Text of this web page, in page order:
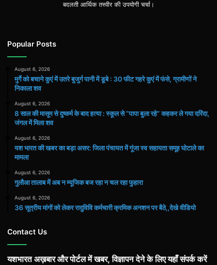
बदलती आर्थिक तस्वीर की उपयोगी चर्चा।
Popular Posts
August 6, 2026
मुर्गे को बचाने कुएं में उतरे बुजुर्ग पानी में डूबे : 30 फीट गहरे कुएं में फंसे, ग्रामीणों ने
निकाला शव
August 6, 2026
8 साल की मासूम से दुष्कर्म के बाद हत्या : स्कूल से “पापा बुला रहे” कहकर ले गया दरिंदा,
जंगल में मिला शव
August 6, 2026
यश भारत की खबर का बड़ा असर: जिला पंचायत में गूंजा स्व सहायता समूह घोटाले का
मामला
August 6, 2026
गुलौआ तालाब में अब न म्यूजिक बज रहा न चल रहा फुहारा
August 6, 2026
36 सूत्रीय मांगों को लेकर रादुविवि कर्मचारी क्रमिक अनशन पर बैठे,,देखे वीडियो
Contact Us
यशभारत अख़बार और पोर्टल में खबर, विज्ञापन देने के लिए यहाँ संपर्क करें